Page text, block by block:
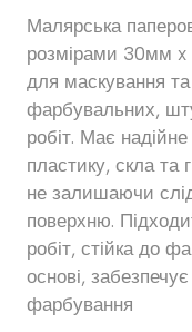
Малярська
розмірами 30мм
для маскування
фарбувальних,
робіт. Має
пластику, скла та
не залишаючи
поверхню.
робіт, стійка до
основі,
фарбування